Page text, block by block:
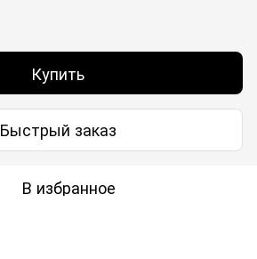
Купить
Быстрый заказ
В избранное